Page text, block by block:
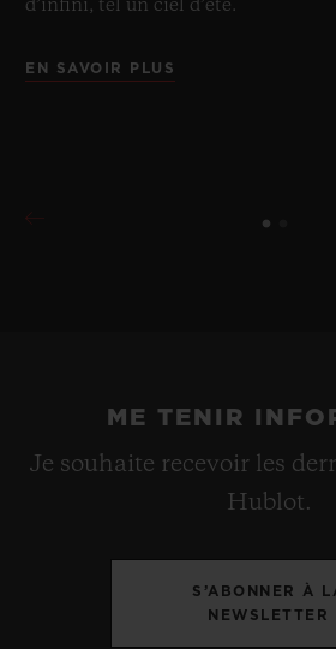
d’infini, tel un ciel d’été.
EN SAVOIR PLUS
ME TENIR
Je souhaite recevoir les
Hublot.
S’ABONNER À
NEWSLETTER